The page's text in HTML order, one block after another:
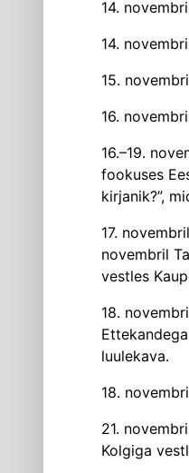
14.
14.
15.
16.
16.–19.
fookuses
kirjanik?”,
17.
novembril
vestles
18.
luulekava.
18.
21.
Kolgiga